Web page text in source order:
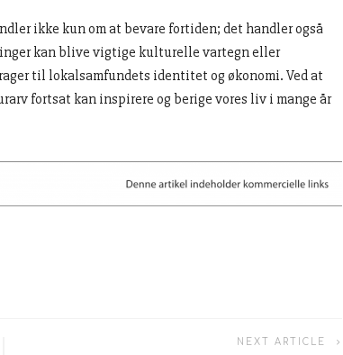
ikke kun om at bevare fortiden; det handler også
kan blive vigtige kulturelle vartegn eller
til lokalsamfundets identitet og økonomi. Ved at
fortsat kan inspirere og berige vores liv i mange år
NEXT ARTICLE